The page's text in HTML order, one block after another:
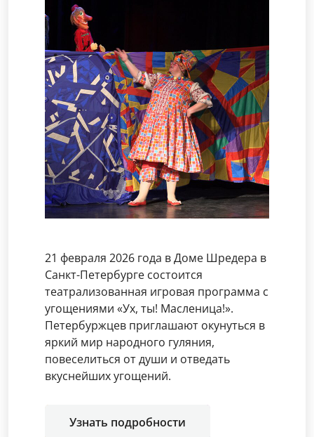
21 февраля 2026 года в Доме Шредера в
Санкт-Петербурге состоится
театрализованная игровая программа с
угощениями «Ух, ты! Масленица!».
Петербуржцев приглашают окунуться в
яркий мир народного гуляния,
повеселиться от души и отведать
вкуснейших угощений.
Узнать подробности